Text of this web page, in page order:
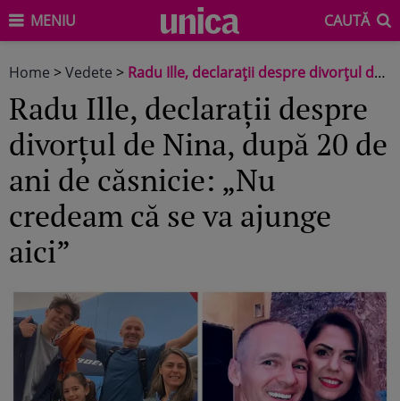
MENIU CAUTĂ
Home >Vedete > Radu Ille, declarații despre divorțul de Nina, după 20 de ani de căsnicie: „Nu credeam că se va ajunge aici”
Radu Ille, declarații despre
divorțul de Nina, după 20 de
ani de căsnicie: „Nu
credeam că se va ajunge
aici”